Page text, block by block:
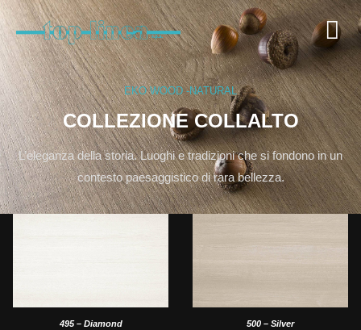
EKO WOOD-NATURAL
COLLEZIONE COLLALTO
L’eleganza della storia. Luoghi e tradizioni che si fondono in un
contesto paesaggistico di rara bellezza.
495 – Diamond 500 – Silver